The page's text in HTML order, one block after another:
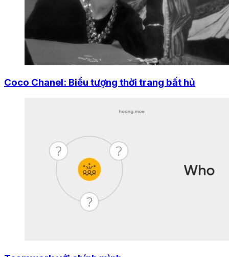
Coco Chanel: Biểu tượng thời trang bất hủ